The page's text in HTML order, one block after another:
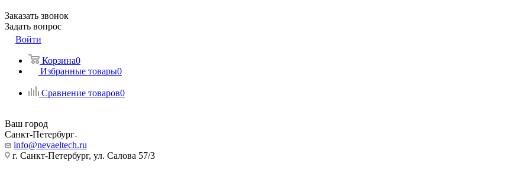
Заказать звонок
Задать вопрос
Войти
Корзина0
Избранные товары0
Сравнение товаров0
Ваш город
Санкт-Петербург
info@nevaeltech.ru
г. Санкт-Петербург, ул. Салова 57/3